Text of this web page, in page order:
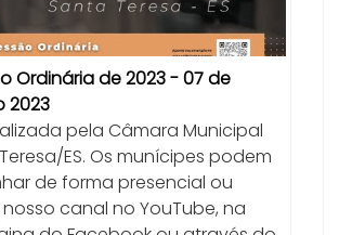
Ordinária de 2023 - 07 de
2023
pela Câmara Municipal
ES. Os munícipes podem
de forma presencial ou
canal no YouTube, na